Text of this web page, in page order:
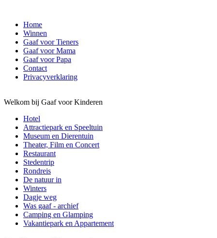
Home
Winnen
Gaaf voor Tieners
Gaaf voor Mama
Gaaf voor Papa
Contact
Privacyverklaring
Welkom bij Gaaf voor Kinderen
Hotel
Attractiepark en Speeltuin
Museum en Dierentuin
Theater, Film en Concert
Restaurant
Stedentrip
Rondreis
De natuur in
Winters
Dagje weg
Was gaaf - archief
Camping en Glamping
Vakantiepark en Appartement